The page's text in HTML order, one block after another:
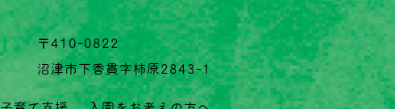
〒410-0822
沼津市下香貫字柿原2843-1